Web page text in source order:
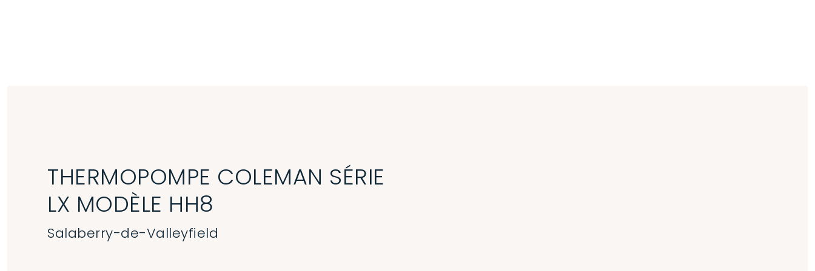
THERMOPOMPE COLEMAN SÉRIE
LX MODÈLE HH8
Salaberry-de-Valleyfield